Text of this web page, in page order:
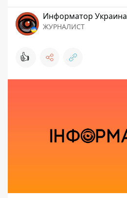
Информатор Украина
ЖУРНАЛИСТ
👍